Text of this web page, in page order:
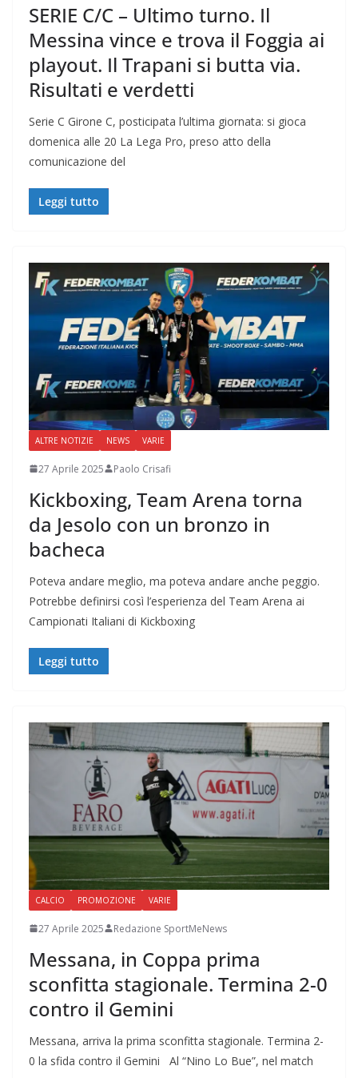
SERIE C/C – Ultimo turno. Il
Messina vince e trova il Foggia ai
playout. Il Trapani si butta via.
Risultati e verdetti
Serie C Girone C, posticipata l’ultima giornata: si gioca
domenica alle 20 La Lega Pro, preso atto della
comunicazione del
Leggi tutto
ALTRE NOTIZIE NEWS VARIE
27 Aprile 2025 Paolo Crisafi
Kickboxing, Team Arena torna
da Jesolo con un bronzo in
bacheca
Poteva andare meglio, ma poteva andare anche peggio.
Potrebbe definirsi così l’esperienza del Team Arena ai
Campionati Italiani di Kickboxing
Leggi tutto
CALCIO PROMOZIONE VARIE
27 Aprile 2025 Redazione SportMeNews
Messana, in Coppa prima
sconfitta stagionale. Termina 2-0
contro il Gemini
Messana, arriva la prima sconfitta stagionale. Termina 2-
0 la sfida contro il Gemini Al “Nino Lo Bue”, nel match